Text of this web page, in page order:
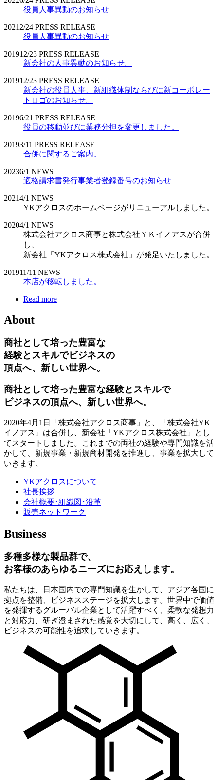
役員人事異動のお知らせ
2021 2/24 PRESS RELEASE
役員人事異動のお知らせ
201912/23 PRESS RELEASE
新会社の人事異動のお知らせ。
201912/23 PRESS RELEASE
新会社の役員人事、新組織体制ならびに新コーポレー
トロゴのお知らせ。
20196/21 PRESS RELEASE
役員の移動並びに業務分担を変更しました。
20193/11 PRESS RELEASE
合併に関するご案内。
20236/1 NEWS
適格請求書発行事業者登録番号のお知らせ
20214/1 NEWS
YKアクロスのホームページがリニューアルしました。
20204/1 NEWS
株式会社アクロス商事と株式会社ＹＫイノアスが合併
し、
新会社「YKアクロス株式会社」が発足いたしました。
201911/11 NEWS
本店が移転しました。
Read more
About
商社として培った豊富な
経験とスキルでビジネスの
頂点へ、新しい世界へ。
商社として培った豊富な経験とスキルで
ビジネスの頂点へ、新しい世界へ。
2020年4月1日「株式会社アクロス商事」と、「株式会社YK
イノアス」は合併し、新会社「YKアクロス株式会社」とし
てスタートしました。これまでの両社の経験や専門知識を活
かして、新規事業・新規商材開発を推進し、事業を拡大して
いきます。
YKアクロスについて
社長挨拶
会社概要･組織図･沿革
販売ネットワーク
Business
多種多様な製品群で、
お客様のあらゆるニーズにお応えします。
私たちは、日本国内での専門知識を生かして、アジア各国に
拠点を整備、ビジネスステージを拡大します。世界中で価値
を発揮するグルーバル企業として活躍すべく、柔軟な発想力
と対応力、研ぎ澄まされた感覚を大切にして、高く、広く、
ビジネスの可能性を追求していきます。